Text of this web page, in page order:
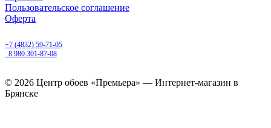
Пользовательское соглашение
Оферта
+7 (4832) 59-71-05
8 980 301-87-08
© 2026 Центр обоев «Премьера» — Интернет-магазин в
Брянске